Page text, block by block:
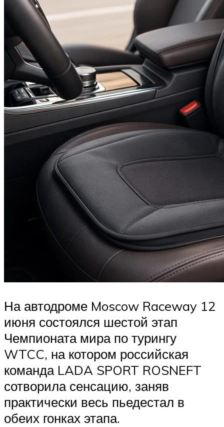
На автодроме Moscow Raceway 12
июня состоялся шестой этап
Чемпионата мира по турингу
WTCC, на котором российская
команда LADA SPORT ROSNEFT
сотворила сенсацию, заняв
практически весь пьедестал в
обеих гонках этапа.